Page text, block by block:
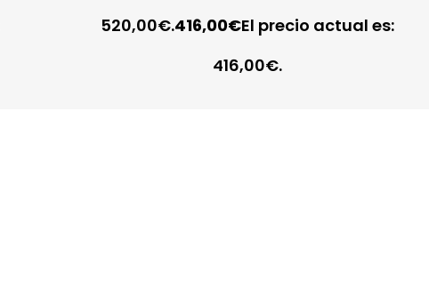
520,00€.416,00€El precio actual es:
416,00€.